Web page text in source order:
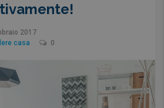
2017
casa 0